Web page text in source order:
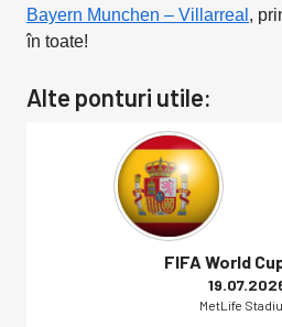
Bayern Munchen – Villarreal ,
în toate!
Alte ponturi utile:
FIFA World
MetLife